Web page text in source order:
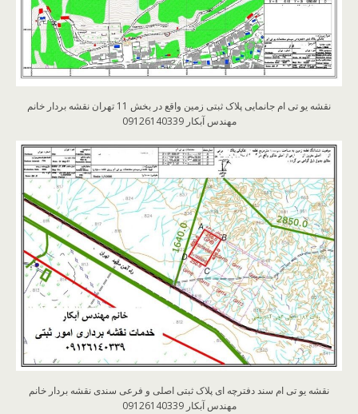
نقشه یو تی ام جانمایی پلاک ثبتی زمین واقع در بخش 11 تهران نقشه بردار خانم
مهندس آبکار 09126140339
نقشه یو تی ام سند دفترچه ای پلاک ثبتی اصلی و فرعی سندی نقشه بردار خانم
مهندس آبکار 09126140339